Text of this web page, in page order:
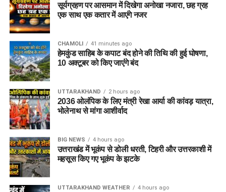
सूर्यग्रहण पर आसमान में दिखेगा अनोखा नजारा, छह ग्रह
एक साथ एक कतार में आएंगे नजर
CHAMOLI 41 minutes ago
हेमकुंड साहिब के कपाट बंद होने की तिथि की हुई घोषणा,
10 अक्टूबर को किए जाएंंगे बंद
UTTARAKHAND 2 hours ago
2036 ओलंपिक के लिए मंत्री रेखा आर्या की कांवड़ यात्रा,
भोलेनाथ से मांगा आशीर्वाद
BIG NEWS 4 hours ago
उत्तराखंड में भूकंप से डोली धरती, टिहरी और उत्तरकाशी में
महसूस किए गए भूकंप के झटके
UTTARAKHAND WEATHER 4 hours ago